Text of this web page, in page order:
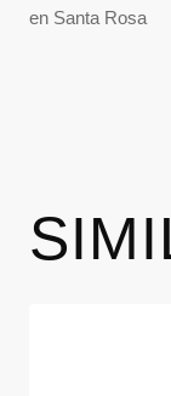
en Santa Rosa